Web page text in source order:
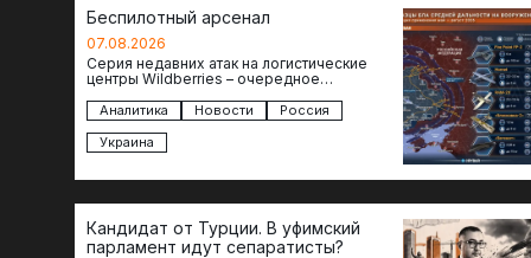
Беспилотный арсенал
07.08.2026
Серия недавних атак на логистические
центры Wildberries – очередное
российского тыла. И суть здесь даже не…
Аналитика Новости
Россия
Украина
Кандидат от Турции. В уфимский
парламент идут сепаратисты?